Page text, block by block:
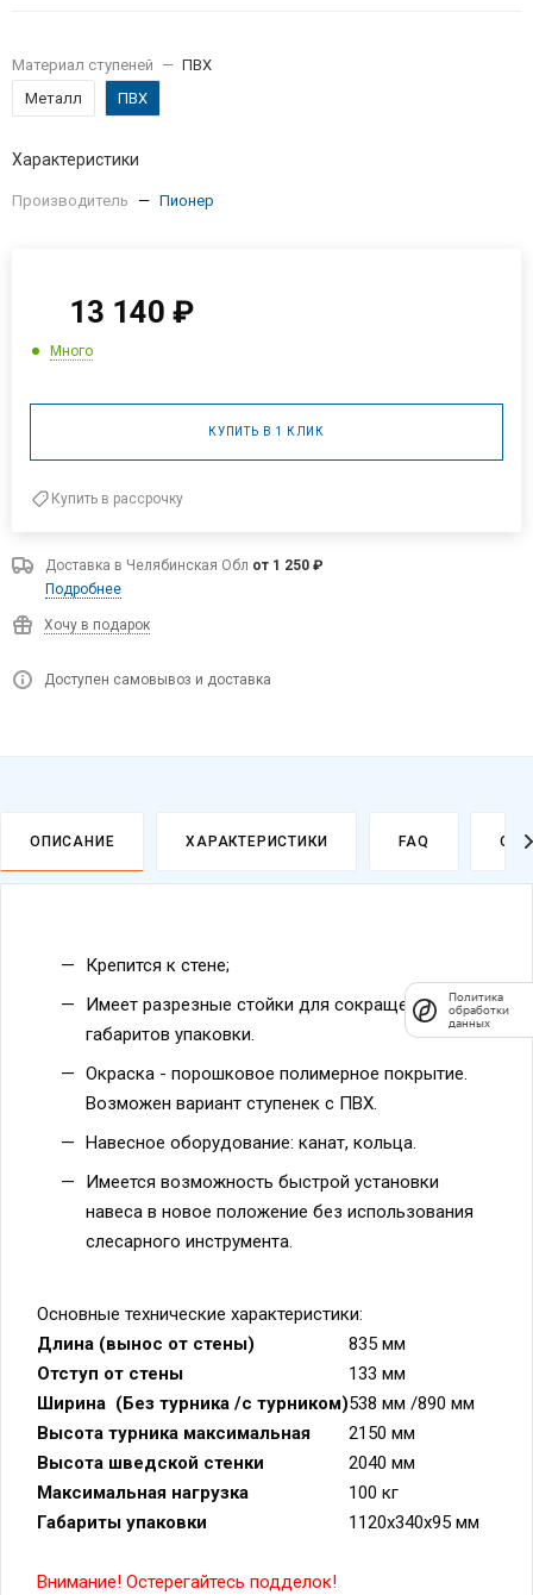
Материал ступеней — ПВХ
Металл
ПВХ
Характеристики
Производитель — Пионер
13 140 ₽
Много
КУПИТЬ В 1 КЛИК
Купить в рассрочку
Доставка в Челябинская Обл от 1 250 ₽
Подробнее
Хочу в подарок
Доступен самовывоз и доставка
ОПИСАНИЕ ХАРАКТЕРИСТИКИ FAQ
Крепится к стене;
Имеет разрезные стойки для сокращения
габаритов упаковки.
Окраска - порошковое полимерное покрытие.
Возможен вариант ступенек с ПВХ.
Навесное оборудование: канат, кольца.
Имеется возможность быстрой установки
навеса в новое положение без использования
слесарного инструмента.
Основные технические характеристики:
Длина (вынос от стены)
835 мм
Отступ от стены
133 мм
Ширина (Без турника /с турником)538 мм /890 мм
Высота турника максимальная
2150 мм
Высота шведской стенки
2040 мм
Максимальная нагрузка
100 кг
Габариты упаковки
1120х340х95 мм
Внимание! Остерегайтесь подделок!
Политика
обработки
данных